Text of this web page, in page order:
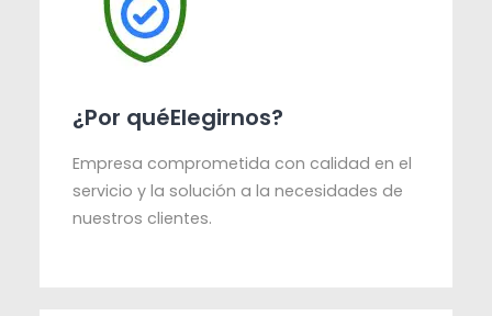
¿Por quéElegirnos?
Empresa comprometida con calidad en el
servicio y la solución a la necesidades de
nuestros clientes.